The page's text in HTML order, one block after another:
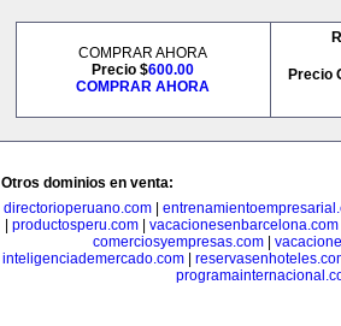
COMPRAR AHORA
Precio $600.00
COMPRAR AHORA
Precio
Otros dominios en venta:
directorioperuano.com
productosperu.com| vacacionesenbarcelona.com
comerciosyempresas.com|
inteligenciademercado.com|